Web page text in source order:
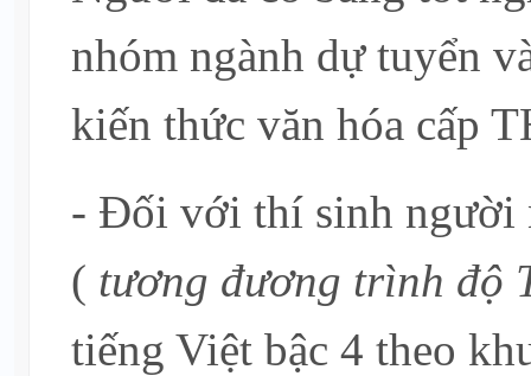
nhóm ngành dự tuyển
kiến thức văn hóa cấp
- Đối với thí sinh người
( tương đương trình độ
tiếng Việt bậc 4 theo